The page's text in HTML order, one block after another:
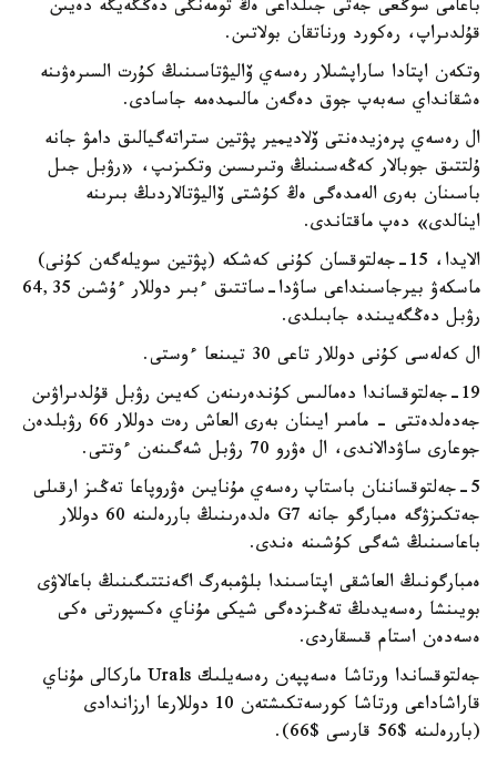
باعامى سوڭعى جەتى جىلداعى ەڭ تومەنگى دەڭگەيگە دەيىن
قۇلدىراپ، رەكورد ورناتقان بولاتىن.
وتكەن اپتادا ساراپشىلار رەسەي ۆاليۋتاسىنىڭ كۇرت السىرەۋىنە
ەشقانداي سەبەپ جوق دەگەن مالىمدەمە جاسادى.
ال رەسەي پرەزيدەنتى ۆلاديمير پۋتين ستراتەگيالىق دامۋ جانە
ۇلتتىق جوبالار كەڭەسىنىڭ وتىرىسىن وتكىزىپ، «رۋبل جىل
باسىنان بەرى الەمدەگى ەڭ كۇشتى ۆاليۋتالاردىڭ بىرىنە
اينالدى» دەپ ماقتاندى.
الايدا، 15-جەلتوقسان كۇنى كەشكە (پۋتين سويلەگەن كۇنى)
ماسكەۋ بيرجاسىنداعى ساۋدا-ساتتىق ءبىر دوللار ءۇشىن 64,35
رۋبل دەڭگەيىندە جابىلدى.
ال كەلەسى كۇنى دوللار تاعى 30 تيىنعا ءوستى.
19-جەلتوقساندا دەمالىس كۇندەرىنەن كەيىن رۋبل قۇلدىراۋىن
جەدەلدەتتى - مامىر ايىنان بەرى العاش رەت دوللار 66 رۋبلدەن
جوعارى ساۋدالاندى، ال ەۋرو 70 رۋبل شەگىنەن ءوتتى.
5-جەلتوقساننان باستاپ رەسەي مۇنايىن ەۋروپاعا تەڭىز ارقىلى
جەتكىزۋگە ەمبارگو جانە G7 ەلدەرىنىڭ باررەلىنە 60 دوللار
باعاسىنىڭ شەگى كۇشىنە ەندى.
ەمبارگونىڭ العاشقى اپتاسىندا بلۋمبەرگ اگەنتتىگىنىڭ باعالاۋى
بويىنشا رەسەيدىڭ تەڭىزدەگى شيكى مۇناي ەكسپورتى ەكى
ەسەدەن استام قىسقاردى.
جەلتوقساندا ورتاشا ەسەپپەن رەسەيلىك Urals ماركالى مۇناي
قاراشاداعى ورتاشا كورسەتكىشتەن 10 دوللارعا ارزاندادى
(باررەلىنە $56 قارسى $66).